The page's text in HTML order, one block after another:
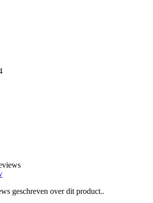
geschreven over dit product..